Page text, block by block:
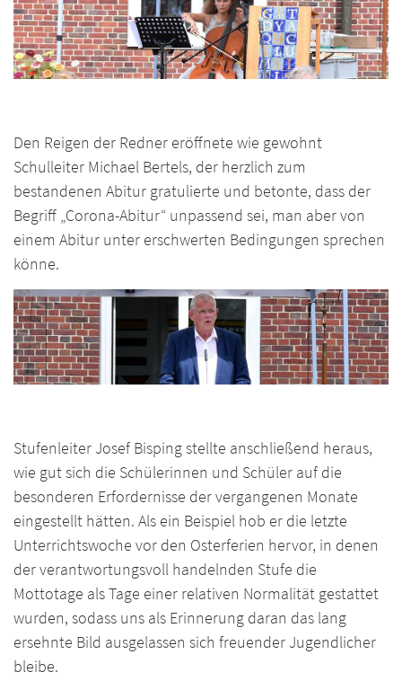
Den Reigen der Redner eröffnete wie gewohnt
Schulleiter Michael Bertels, der herzlich zum
bestandenen Abitur gratulierte und betonte, dass der
Begriff „Corona-Abitur“ unpassend sei, man aber von
einem Abitur unter erschwerten Bedingungen sprechen
könne.
Stufenleiter Josef Bisping stellte anschließend heraus,
wie gut sich die Schülerinnen und Schüler auf die
besonderen Erfordernisse der vergangenen Monate
eingestellt hätten. Als ein Beispiel hob er die letzte
Unterrichtswoche vor den Osterferien hervor, in denen
der verantwortungsvoll handelnden Stufe die
Mottotage als Tage einer relativen Normalität gestattet
wurden, sodass uns als Erinnerung daran das lang
ersehnte Bild ausgelassen sich freuender Jugendlicher
bleibe.